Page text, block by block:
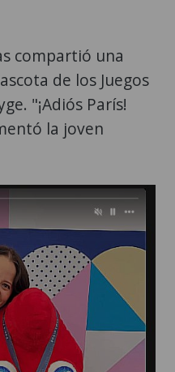
compartió una
de los Juegos
"¡Adiós París!
la joven